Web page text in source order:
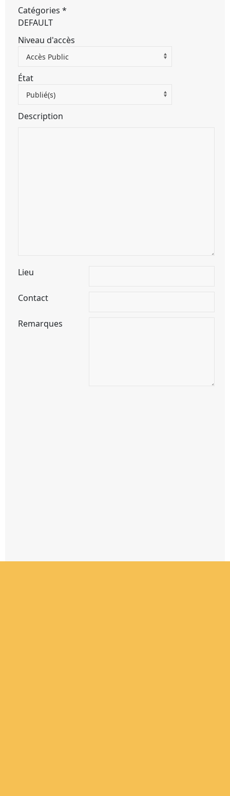
Catégories *
DEFAULT
Niveau d'accès
Accès Public
État
Publié(s)
Description
Lieu
Contact
Remarques